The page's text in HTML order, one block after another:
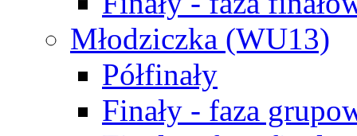
Młodziczka (WU13)
Półfinały
Finały - faza